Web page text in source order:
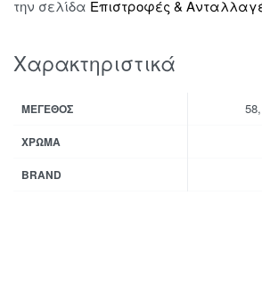
την σελίδα Επιστροφές &
Χαρακτηριστικά
ΜΈΓΕΘΟΣ
ΧΡΏΜΑ
BRAND